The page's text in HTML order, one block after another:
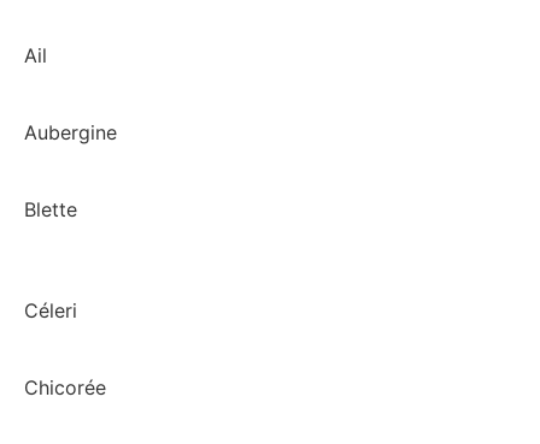
Ail
Aubergine
Blette
Céleri
Chicorée